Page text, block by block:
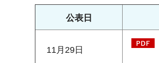
公表日
11月29日